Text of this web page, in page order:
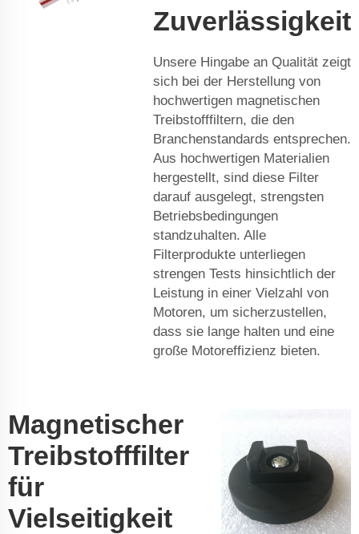
Zuverlässigkeit
Unsere Hingabe an Qualität zeigt
sich bei der Herstellung von
hochwertigen magnetischen
Treibstofffiltern, die den
Branchenstandards entsprechen.
Aus hochwertigen Materialien
hergestellt, sind diese Filter
darauf ausgelegt, strengsten
Betriebsbedingungen
standzuhalten. Alle
Filterprodukte unterliegen
strengen Tests hinsichtlich der
Leistung in einer Vielzahl von
Motoren, um sicherzustellen,
dass sie lange halten und eine
große Motoreffizienz bieten.
Magnetischer
Treibstofffilter
für
Vielseitigkeit